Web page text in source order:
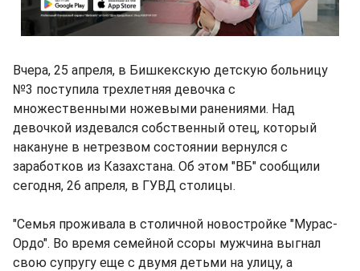
Вчера, 25 апреля, в Бишкекскую детскую больницу
№3 поступила трехлетняя девочка с
множественными ножевыми ранениями. Над
девочкой издевался собственный отец, который
накануне в нетрезвом состоянии вернулся с
заработков из Казахстана. Об этом "ВБ" сообщили
сегодня, 26 апреля, в ГУВД столицы.
"Семья проживала в столичной новостройке "Мурас-
Ордо". Во время семейной ссоры мужчина выгнал
свою супругу еще с двумя детьми на улицу, а